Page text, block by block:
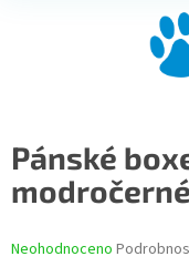
Pánské
modročerné
Průměrné
Neohodnoceno